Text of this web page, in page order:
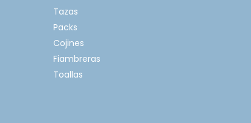
Tazas
Packs
Cojines
Fiambreras
Toallas